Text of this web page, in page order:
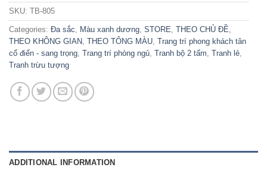
SKU: TB-805
Categories: Đa sắc, Màu xanh dương, STORE, THEO CHỦ ĐỀ,
THEO KHÔNG GIAN, THEO TÔNG MÀU, Trang trí phong khách tân
cổ điển - sang trọng, Trang trí phòng ngủ, Tranh bộ 2 tấm, Tranh lẻ,
Tranh trừu tượng
ADDITIONAL INFORMATION